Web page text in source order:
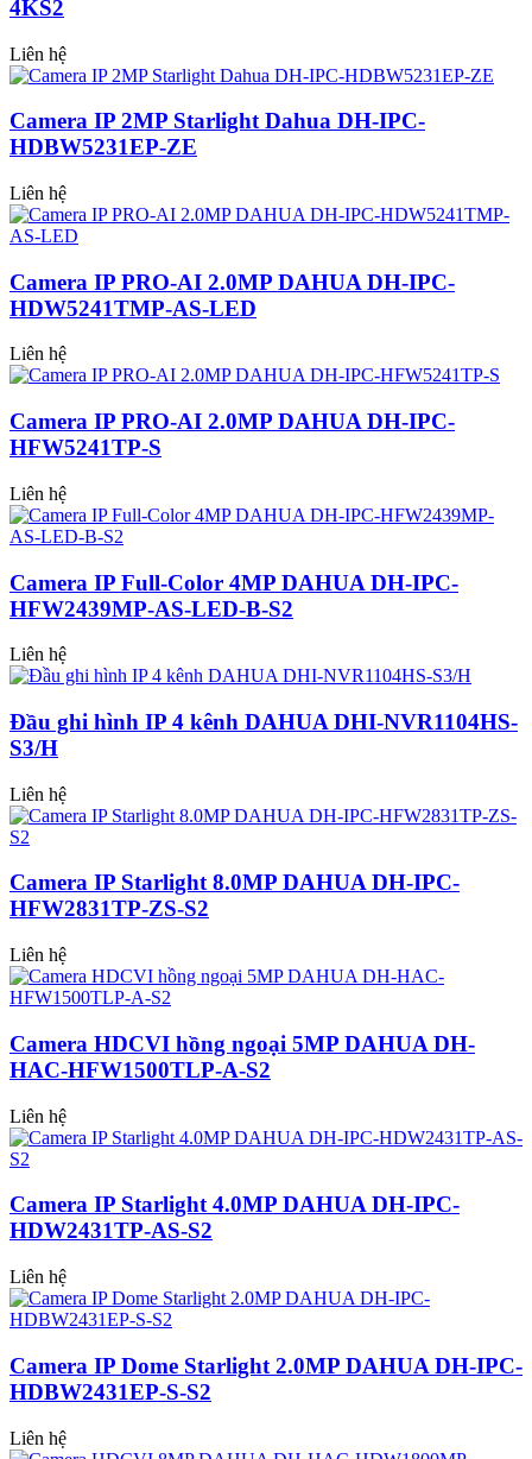
4KS2
Liên hệ
Camera IP 2MP Starlight Dahua DH-IPC-
HDBW5231EP-ZE
Liên hệ
Camera IP PRO-AI 2.0MP DAHUA DH-IPC-
HDW5241TMP-AS-LED
Liên hệ
Camera IP PRO-AI 2.0MP DAHUA DH-IPC-
HFW5241TP-S
Liên hệ
Camera IP Full-Color 4MP DAHUA DH-IPC-
HFW2439MP-AS-LED-B-S2
Liên hệ
Đầu ghi hình IP 4 kênh DAHUA DHI-NVR1104HS-
S3/H
Liên hệ
Camera IP Starlight 8.0MP DAHUA DH-IPC-
HFW2831TP-ZS-S2
Liên hệ
Camera HDCVI hồng ngoại 5MP DAHUA DH-
HAC-HFW1500TLP-A-S2
Liên hệ
Camera IP Starlight 4.0MP DAHUA DH-IPC-
HDW2431TP-AS-S2
Liên hệ
Camera IP Dome Starlight 2.0MP DAHUA DH-IPC-
HDBW2431EP-S-S2
Liên hệ